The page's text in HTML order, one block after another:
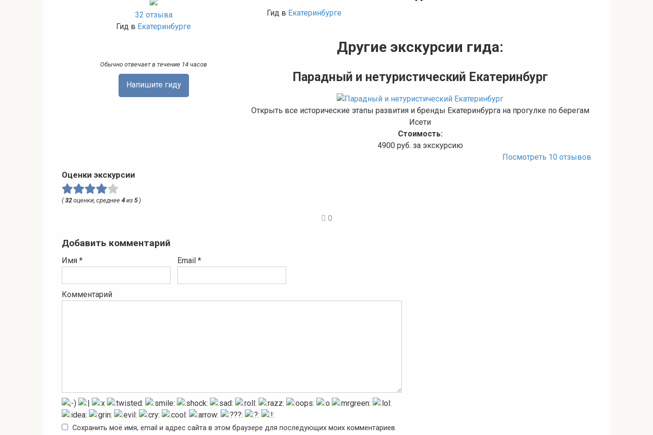
32 отзыва
Гид в Екатеринбурге
Обычно отвечает в течение 14 часов
Напишите гиду
Гид в Екатеринбурге
Другие экскурсии гида:
Парадный и нетуристический Екатеринбург
Открыть все исторические этапы развития и бренды Екатеринбурга на прогулке по берегам
Исети
Стоимость:
4900 руб. за экскурсию
Посмотреть 10 отзывов
Оценки экскурсии
(32 оценки, среднее 4 из 5)
0
Добавить комментарий
Имя * Email *
Комментарий
Сохранить моё имя, email и адрес сайта в этом браузере для последующих моих комментариев.